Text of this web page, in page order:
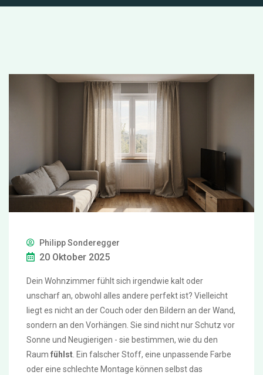
Philipp Sonderegger
20 Oktober 2025
Dein Wohnzimmer fühlt sich irgendwie kalt oder
unscharf an, obwohl alles andere perfekt ist? Vielleicht
liegt es nicht an der Couch oder den Bildern an der Wand,
sondern an den Vorhängen. Sie sind nicht nur Schutz vor
Sonne und Neugierigen - sie bestimmen, wie du den
Raum fühlst . Ein falscher Stoff, eine unpassende Farbe
oder eine schlechte Montage können selbst das